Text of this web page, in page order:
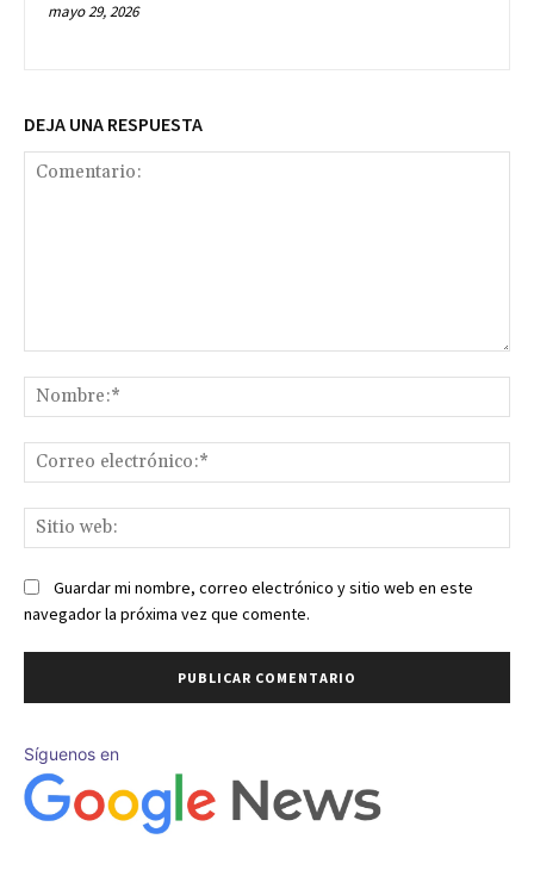
mayo 29, 2026
DEJA UNA RESPUESTA
Guardar mi nombre, correo electrónico y sitio web en este
navegador la próxima vez que comente.
Síguenos en